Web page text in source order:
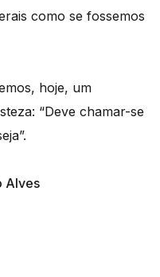
como se fossemos
hoje, um
“Deve chamar-se
Alves